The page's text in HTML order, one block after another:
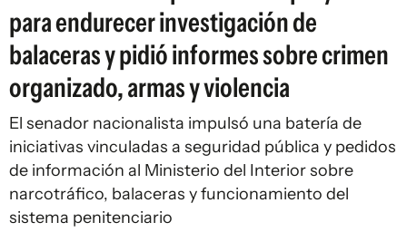
para endurecer investigación de
balaceras y pidió informes sobre crimen
organizado, armas y violencia
El senador nacionalista impulsó una batería de
iniciativas vinculadas a seguridad pública y pedidos
de información al Ministerio del Interior sobre
narcotráfico, balaceras y funcionamiento del
sistema penitenciario